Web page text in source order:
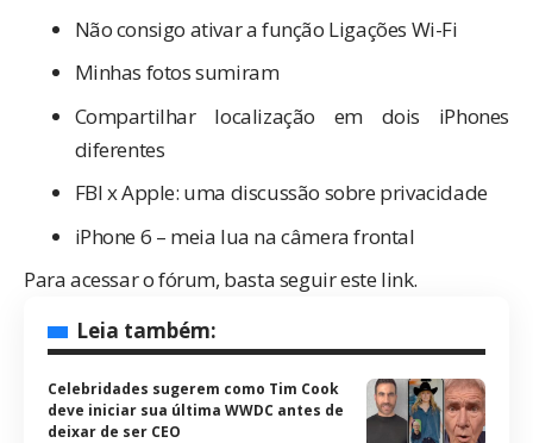
Não consigo ativar a função Ligações Wi-Fi
Minhas fotos sumiram
Compartilhar localização em dois iPhones
diferentes
FBI x Apple: uma discussão sobre privacidade
iPhone 6 – meia lua na câmera frontal
Para acessar o fórum, basta seguir este link.
Leia também:
Celebridades sugerem como Tim Cook
deve iniciar sua última WWDC antes de
deixar de ser CEO